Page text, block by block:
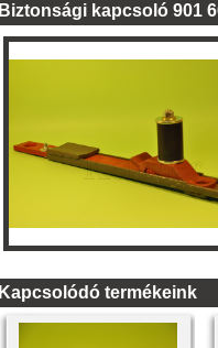
Biztonsági kapcsoló 901
Kapcsolódó termékeink